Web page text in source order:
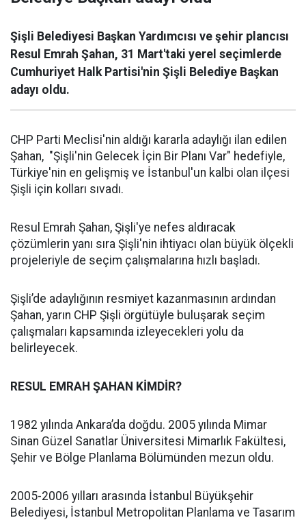
Şişli Belediyesi Başkan Yardımcısı ve şehir plancısı
Resul Emrah Şahan, 31 Mart'taki yerel seçimlerde
Cumhuriyet Halk Partisi'nin Şişli Belediye Başkan
adayı oldu.
CHP Parti Meclisi'nin aldığı kararla adaylığı ilan edilen
Şahan, "Şişli'nin Gelecek İçin Bir Planı Var" hedefiyle,
Türkiye'nin en gelişmiş ve İstanbul'un kalbi olan ilçesi
Şişli için kolları sıvadı.
Resul Emrah Şahan, Şişli'ye nefes aldıracak
çözümlerin yanı sıra Şişli'nin ihtiyacı olan büyük ölçekli
projeleriyle de seçim çalışmalarına hızlı başladı.
Şişli’de adaylığının resmiyet kazanmasının ardından
Şahan, yarın CHP Şişli örgütüyle buluşarak seçim
çalışmaları kapsamında izleyecekleri yolu da
belirleyecek.
RESUL EMRAH ŞAHAN KİMDİR?
1982 yılında Ankara’da doğdu. 2005 yılında Mimar
Sinan Güzel Sanatlar Üniversitesi Mimarlık Fakültesi,
Şehir ve Bölge Planlama Bölümünden mezun oldu.
2005-2006 yılları arasında İstanbul Büyükşehir
Belediyesi, İstanbul Metropolitan Planlama ve Tasarım